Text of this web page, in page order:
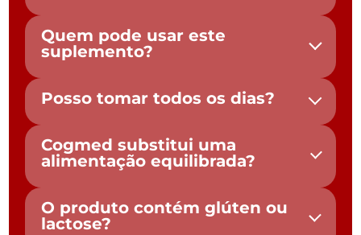
Quem pode usar este
suplemento?
Posso tomar todos os dias?
Cogmed substitui uma
alimentação equilibrada?
O produto contém glúten ou
lactose?